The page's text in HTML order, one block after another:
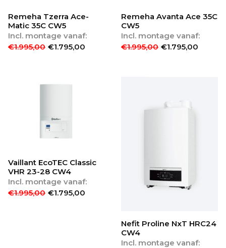
Remeha Tzerra Ace-
Matic 35C CW5
Incl. montage vanaf:
€1.995,00 €1.795,00
Remeha Avanta Ace 35C
CW5
Incl. montage vanaf:
€1.995,00 €1.795,00
Vaillant EcoTEC Classic
VHR 23-28 CW4
Incl. montage vanaf:
€1.995,00 €1.795,00
Nefit Proline NxT HRC24
CW4
Incl. montage vanaf: